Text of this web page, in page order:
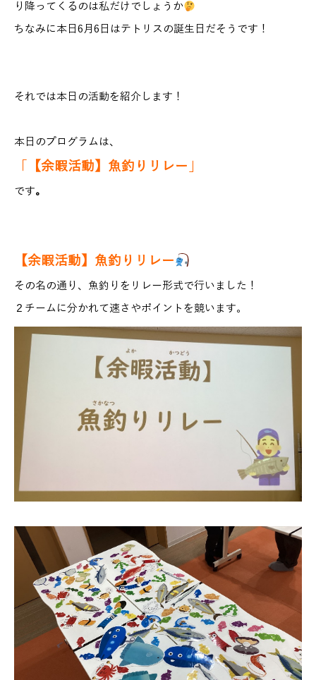
り降ってくるのは私だけでしょうか
ちなみに本日6月6日はテトリスの誕生日だそうです！
それでは本日の活動を紹介します！
本日のプログラムは、
【余暇活動】魚釣りリレー
です。
【余暇活動】魚釣りリレー
その名の通り、魚釣りをリレー形式で行いました！
２チームに分かれて速さやポイントを競います。